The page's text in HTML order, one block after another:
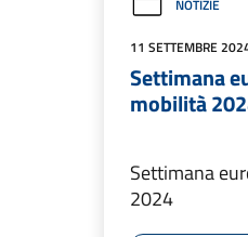
NOTIZIE
11 SETTEMBRE
Settimana
mobilità
Settimana
2024